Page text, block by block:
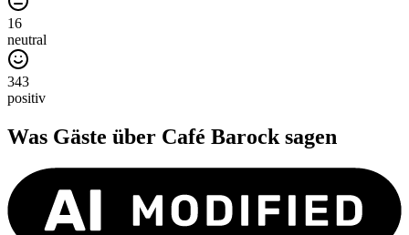
16
neutral
343
positiv
Was Gäste über Café Barocksagen